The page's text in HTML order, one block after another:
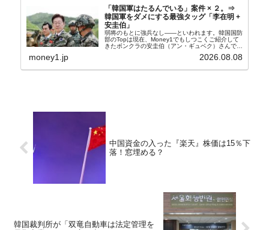
「韓国軍はたるんでいる」案件 × ２。⇒
韓国軍をダメにする最強タッグ「李在明 +
安圭伯」
弱将のもとに強兵なし――といわれます。韓国国防
部のTopは現在、Money1でもしつこくご紹介して
きたボンクラの安圭伯（アン・ギュベク）さんで
さんと「韓国初の文官上がり」の国防部長官安圭伯
money1.jp 2026.08.08
中国資金の入った『楽天』株価は15％下
落！窓埋める？
韓国裁判所が「双竜自動車は法定管理を